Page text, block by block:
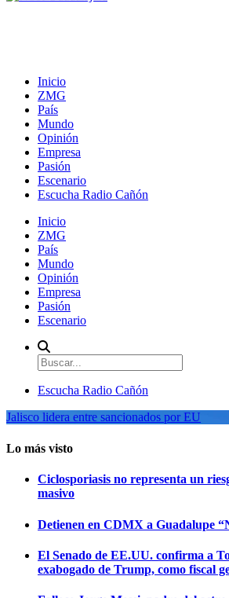
Inicio
ZMG
País
Mundo
Opinión
Empresa
Pasión
Escenario
Escucha Radio Cañón
Inicio
ZMG
País
Mundo
Opinión
Empresa
Pasión
Escenario
Escucha Radio Cañón
Jalisco lidera entre sancionados por EU
Lo más visto
Ciclosporiasis no representa un
masivo
Detienen en CDMX a Guadalupe
El Senado de EE.UU. confirma a
exabogado de Trump, como fiscal